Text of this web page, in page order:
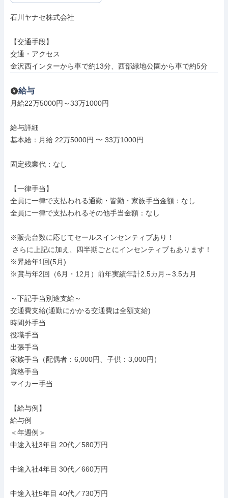
石川ヤナセ株式会社
【交通手段】
交通・アクセス
⾦沢⻄インターから⾞で約13分、⻄部緑地公園から⾞で約5分
給与
月給22万5000円～33万1000円
給与詳細
基本給：月給 22万5000円 〜 33万1000円
固定残業代：なし
【一律手当】
全員に一律で支払われる通勤・皆勤・家族手当金額：なし
全員に一律で支払われるその他手当金額：なし
※販売台数に応じてセールスインセンティブあり！
※昇給年1回(5月)
※賞与年2回（6月・12月）前年実績年計2.5カ月～3.5カ月
～下記手当別途支給～
交通費支給(通勤にかかる交通費は全額支給)
時間外手当
役職手当
出張手当
家族手当（配偶者：6,000円、子供：3,000円）
資格手当
マイカー手当
【給与例】
給与例
＜年週例＞
中途入社3年目 20代／580万円
中途入社4年目 30代／660万円
中途入社5年目 40代／730万円